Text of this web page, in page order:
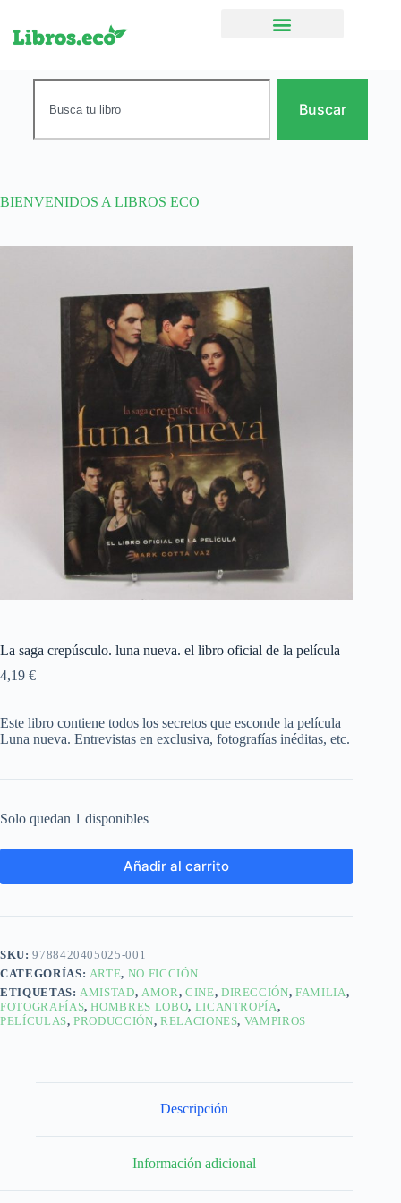
Buscar
BIENVENIDOS A LIBROS ECO
La saga crepúsculo. luna nueva. el libro oficial de la película
4,19 €
Este libro contiene todos los secretos que esconde la película
Luna nueva. Entrevistas en exclusiva, fotografías inéditas, etc.
Solo quedan 1 disponibles
Añadir al carrito
SKU:9788420405025-001
CATEGORÍAS: ARTE, NO FICCIÓN
ETIQUETAS: AMISTAD, AMOR, CINE, DIRECCIÓN,FAMILIA,
FOTOGRAFÍAS,HOMBRES LOBO, LICANTROPÍA,
PELÍCULAS,PRODUCCIÓN, RELACIONES, VAMPIROS
Descripción
Información adicional